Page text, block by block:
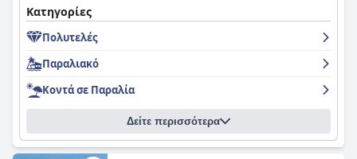
Κατηγορίες
Πολυτελές
Παραλιακό
Κοντά σε Παραλία
Δείτε περισσότερα